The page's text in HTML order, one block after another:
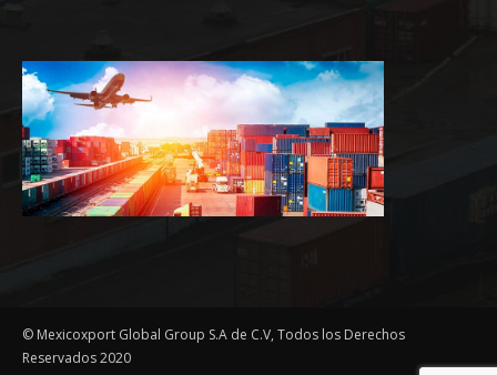
© Mexicoxport Global Group S.A de C.V, Todos los Derechos
Reservados 2020